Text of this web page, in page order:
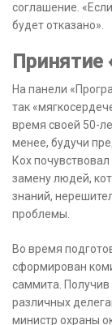
соглашение.
будет отказано».
Принятие
На панели
так
время своей 50-
менее, будучи
Кох
замену людей,
знаний,
проблемы.
Во время
сформирован
саммита.
различных
министр охраны